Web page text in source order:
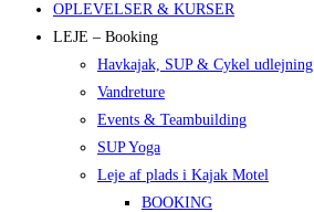
OPLEVELSER & KURSER
LEJE – Booking
Havkajak, SUP & Cykel udlejning
Vandreture
Events & Teambuilding
SUP Yoga
Leje af plads i Kajak Motel
BOOKING